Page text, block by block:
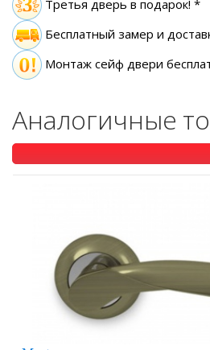
Третья дверь в подарок! *
Бесплатный замер и
Монтаж сейф двери
Аналогичные